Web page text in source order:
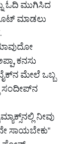
ಓದಿ ಮುಗಿಸಿದ
ಮಾಡಲು
ಕನಸು
ಮೇಲೆ ಒಬ್ಬ
ಸಂದೀಪ್‌ನ
ನೀವು
ಸಾಯಬೇಕು"